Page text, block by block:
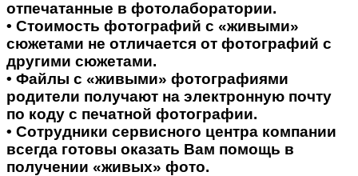
отпечатанные в фотолаборатории.
• Стоимость фотографий с «живыми»
сюжетами не отличается от фотографий с
другими сюжетами.
• Файлы с «живыми» фотографиями
родители получают на электронную почту
по коду с печатной фотографии.
• Сотрудники сервисного центра компании
всегда готовы оказать Вам помощь в
получении «живых» фото.